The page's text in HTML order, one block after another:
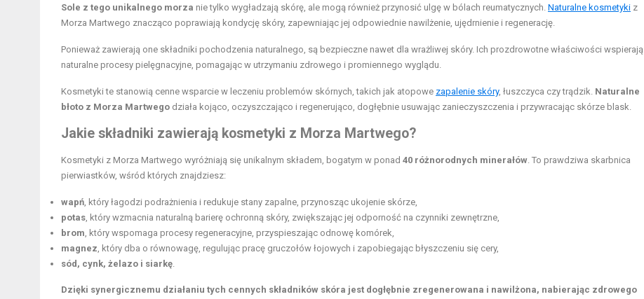
Sole z tego unikalnego morza nie tylko wygładzają skórę, ale mogą również przynosić ulgę w bólach reumatycznych. Naturalne kosmetyki z
Morza Martwego znacząco poprawiają kondycję skóry, zapewniając jej odpowiednie nawilżenie, ujędrnienie i regenerację.
Ponieważ zawierają one składniki pochodzenia naturalnego, są bezpieczne nawet dla wrażliwej skóry. Ich prozdrowotne właściwości wspierają
naturalne procesy pielęgnacyjne, pomagając w utrzymaniu zdrowego i promiennego wyglądu.
Kosmetyki te stanowią cenne wsparcie w leczeniu problemów skórnych, takich jak atopowe zapalenie skóry, łuszczyca czy trądzik. Naturalne
błoto z Morza Martwego działa kojąco, oczyszczająco i regenerująco, dogłębnie usuwając zanieczyszczenia i przywracając skórze blask.
Jakie składniki zawierają kosmetyki z Morza Martwego?
Kosmetyki z Morza Martwego wyróżniają się unikalnym składem, bogatym w ponad 40 różnorodnych minerałów. To prawdziwa skarbnica
pierwiastków, wśród których znajdziesz:
wapń, który łagodzi podrażnienia i redukuje stany zapalne, przynosząc ukojenie skórze,
potas, który wzmacnia naturalną barierę ochronną skóry, zwiększając jej odporność na czynniki zewnętrzne,
brom, który wspomaga procesy regeneracyjne, przyspieszając odnowę komórek,
magnez, który dba o równowagę, regulując pracę gruczołów łojowych i zapobiegając błyszczeniu się cery,
sód, cynk, żelazo i siarkę.
Dzięki synergicznemu działaniu tych cennych składników skóra jest dogłębnie zregenerowana i nawilżona, nabierając zdrowego